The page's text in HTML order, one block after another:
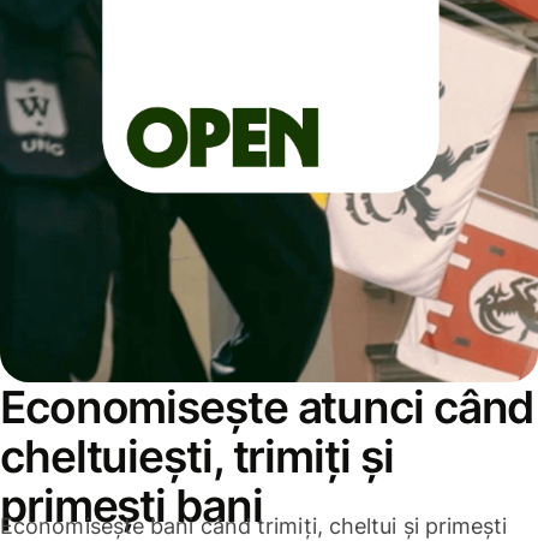
Economisește atunci când
cheltuiești, trimiți și
primești bani
Economisește bani când trimiți, cheltui și primești